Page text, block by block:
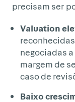
precisam ser
Valuation
negociadas
margem de
caso de
Baixo